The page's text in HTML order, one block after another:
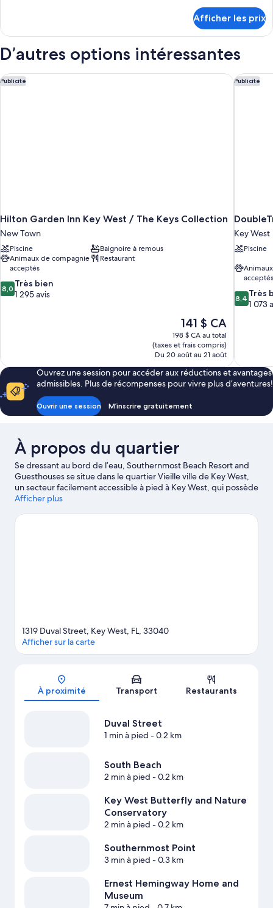
chambre :
King,
Adults
Only,
Avalon
Adults
Breakfast
Included
Afficher les prix
D’autres options intéressantes
Publicité
Hilton Garden Inn Key West / The Keys Collection
New Town
Piscine
Baignoire à remous
Animaux de compagnie
acceptés
Restaurant
8.0
sur
8,0 Très bien
1 295 avis
Le
prix
est
de
141 $ CA
141 $ CA
198 $ CA au total
(taxes et frais compris)
Du 20 août au 21 août
Hilton Garden Inn Key West / The Keys Collection Publicité
Key West
Piscine
acceptés
8.4
sur
8,4 Très
1 073
Ouvrez une session pour accéder aux réductions et avantages
admissibles. Plus de récompenses pour vivre plus d’aventures!
Ouvrir une session M’inscrire gratuitement
À propos du quartier
Se dressant au bord de l’eau, Southernmost Beach Resort and
Guesthouses se situe dans le quartier Vieille ville de Key West,
un secteur facilement accessible à pied à Key West, qui possède
d'excellentes boutiques. Voici un site digne d'intérêt :
être contemplée à ces endroits : South Beach et Fort Zachary
Afficher plus
Carte
1319 Duval Street, Key West, FL, 33040
Afficher sur la carte
À proximité Transport Restaurants
Duval Street
1 min à pied - 0.2 km
South Beach
2 min à pied - 0.2 km
Key West Butterfly and Nature
Conservatory
2 min à pied - 0.2 km
Southernmost Point
3 min à pied - 0.3 km
Ernest Hemingway Home and
Museum